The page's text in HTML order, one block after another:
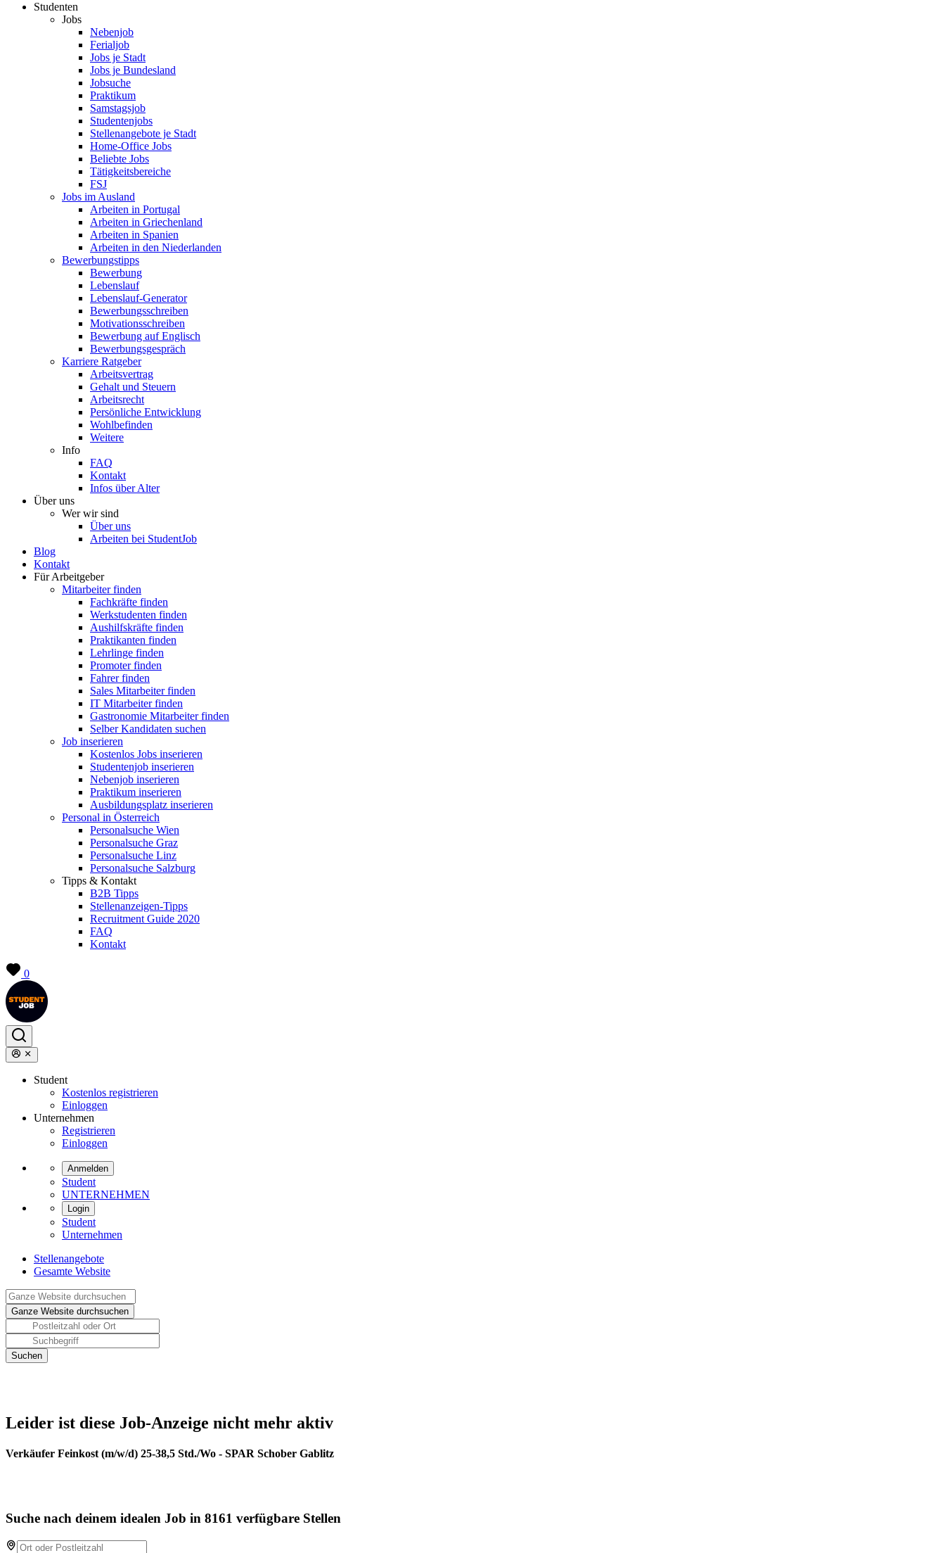
Studenten
Jobs
Nebenjob
Ferialjob
Jobs je Stadt
Jobs je Bundesland
Jobsuche
Praktikum
Samstagsjob
Studentenjobs
Stellenangebote je Stadt
Home-Office Jobs
Beliebte Jobs
Tätigkeitsbereiche
FSJ
Jobs im Ausland
Arbeiten in Portugal
Arbeiten in Griechenland
Arbeiten in Spanien
Arbeiten in den Niederlanden
Bewerbungstipps
Bewerbung
Lebenslauf
Lebenslauf-Generator
Bewerbungsschreiben
Motivationsschreiben
Bewerbung auf Englisch
Bewerbungsgespräch
Karriere Ratgeber
Arbeitsvertrag
Gehalt und Steuern
Arbeitsrecht
Persönliche Entwicklung
Wohlbefinden
Weitere
Info
FAQ
Kontakt
Infos über Alter
Über uns
Wer wir sind
Über uns
Arbeiten bei StudentJob
Blog
Kontakt
Für Arbeitgeber
Mitarbeiter finden
Fachkräfte finden
Werkstudenten finden
Aushilfskräfte finden
Praktikanten finden
Lehrlinge finden
Promoter finden
Fahrer finden
Sales Mitarbeiter finden
IT Mitarbeiter finden
Gastronomie Mitarbeiter finden
Selber Kandidaten suchen
Job inserieren
Kostenlos Jobs inserieren
Studentenjob inserieren
Nebenjob inserieren
Praktikum inserieren
Ausbildungsplatz inserieren
Personal in Österreich
Personalsuche Wien
Personalsuche Graz
Personalsuche Linz
Personalsuche Salzburg
Tipps & Kontakt
B2B Tipps
Stellenanzeigen-Tipps
Recruitment Guide 2020
FAQ
Kontakt
0
Student
Kostenlos registrieren
Einloggen
Unternehmen
Registrieren
Einloggen
Anmelden
Student
UNTERNEHMEN
Login
Student
Unternehmen
Stellenangebote
Gesamte Website
Leider ist diese Job-Anzeige nicht mehr aktiv
Verkäufer Feinkost (m/w/d) 25-38,5 Std./Wo - SPAR Schober Gablitz
Suche nach deinem idealen Job in 8161 verfügbare Stellen